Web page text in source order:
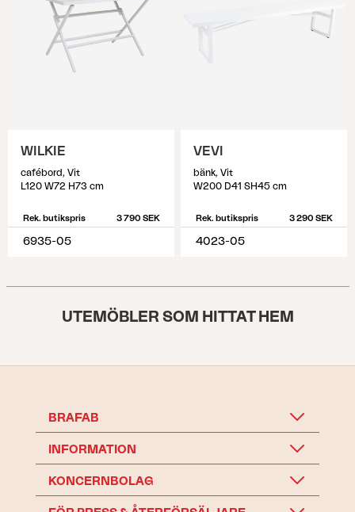
WILKIE
cafébord, Vit
L120 W72 H73 cm
Rek. butikspris 3 790 SEK
6935-05
VEVI
bänk, Vit
W200 D41 SH45 cm
Rek. butikspris 3 290 SEK
4023-05
UTEMÖBLER SOM HITTAT HEM
BRAFAB
INFORMATION
KONCERNBOLAG